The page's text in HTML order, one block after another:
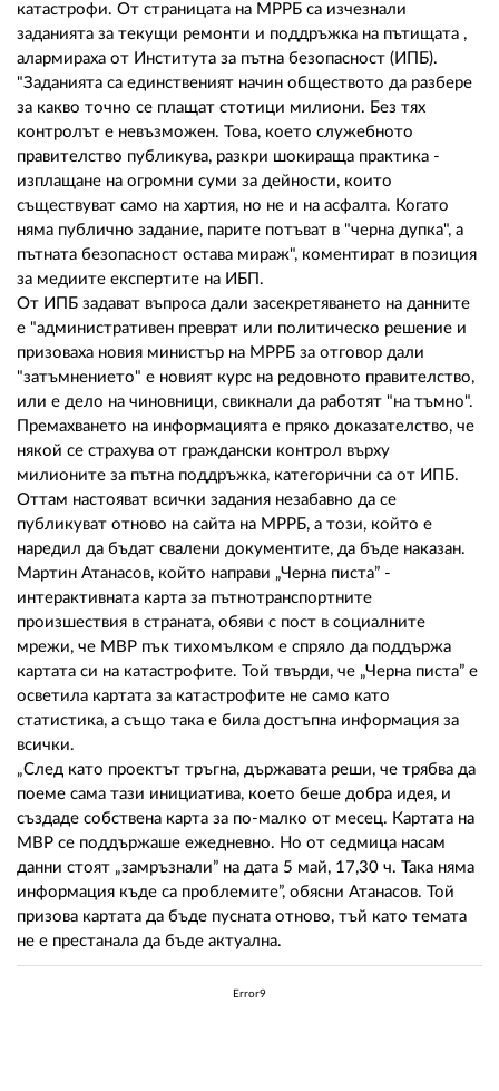
катастрофи. От страницата на МРРБ са изчезнали
заданията за текущи ремонти и поддръжка на пътищата ,
алармираха от Института за пътна безопасност (ИПБ).
"Заданията са единственият начин обществото да разбере
за какво точно се плащат стотици милиони. Без тях
контролът е невъзможен. Това, което служебното
правителство публикува, разкри шокираща практика -
изплащане на огромни суми за дейности, които
съществуват само на хартия, но не и на асфалта. Когато
няма публично задание, парите потъват в "черна дупка", а
пътната безопасност остава мираж", коментират в позиция
за медиите експертите на ИБП.
От ИПБ задават въпроса дали засекретяването на данните
е "административен преврат или политическо решение и
призоваха новия министър на МРРБ за отговор дали
"затъмнението" е новият курс на редовното правителство,
или е дело на чиновници, свикнали да работят "на тъмно".
Премахването на информацията е пряко доказателство, че
някой се страхува от граждански контрол върху
милионите за пътна поддръжка, категорични са от ИПБ.
Оттам настояват всички задания незабавно да се
публикуват отново на сайта на МРРБ, а този, който е
наредил да бъдат свалени документите, да бъде наказан.
Мартин Атанасов, който направи „Черна писта” -
интерактивната карта за пътнотранспортните
произшествия в страната, обяви с пост в социалните
мрежи, че МВР пък тихомълком е спряло да поддържа
картата си на катастрофите. Той твърди, че „Черна писта” е
осветила картата за катастрофите не само като
статистика, а също така е била достъпна информация за
всички.
„След като проектът тръгна, държавата реши, че трябва да
поеме сама тази инициатива, което беше добра идея, и
създаде собствена карта за по-малко от месец. Картата на
МВР се поддържаше ежедневно. Но от седмица насам
данни стоят „замръзнали” на дата 5 май, 17,30 ч. Така няма
информация къде са проблемите”, обясни Атанасов. Той
призова картата да бъде пусната отново, тъй като темата
не е престанала да бъде актуална.
Error9
02 975 20 35